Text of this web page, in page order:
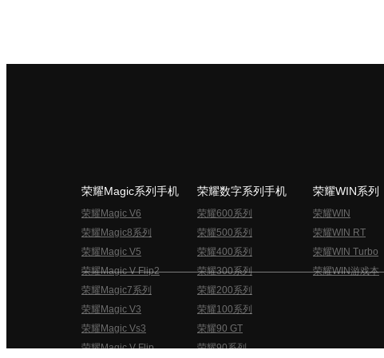
荣耀Magic系列手机
荣耀Magic V6
荣耀Magic8系列
荣耀Magic V5
荣耀Magic V Flip2
荣耀Magic7系列
荣耀Magic V3
荣耀Magic Vs3
荣耀Magic V Flip
荣耀数字系列手机
荣耀600系列
荣耀500系列
荣耀400系列
荣耀300系列
荣耀200系列
荣耀100系列
荣耀90 GT
荣耀90系列
荣耀WIN系列
荣耀WIN
荣耀WIN RT
荣耀WIN Turbo
荣耀WIN游戏本